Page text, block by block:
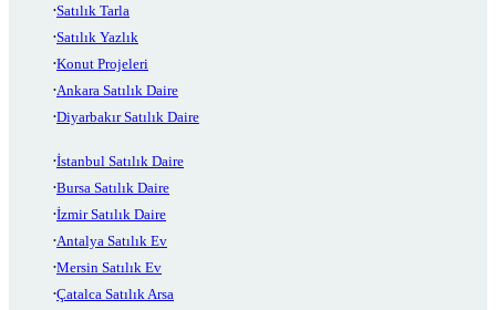
Satılık Tarla
Satılık Yazlık
Konut Projeleri
Ankara Satılık Daire
Diyarbakır Satılık Daire
İstanbul Satılık Daire
Bursa Satılık Daire
İzmir Satılık Daire
Antalya Satılık Ev
Mersin Satılık Ev
Çatalca Satılık Arsa